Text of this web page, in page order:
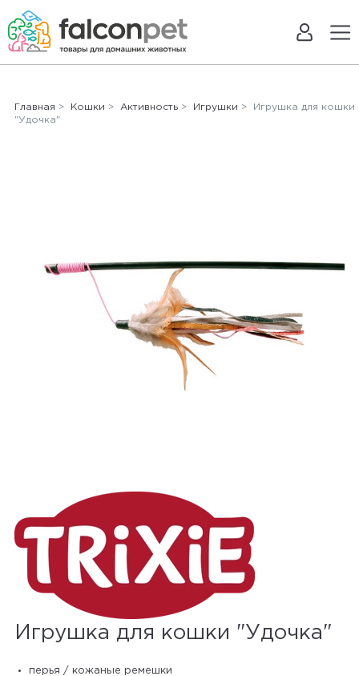
Главная > Кошки > Активность> Игрушки > Игрушка для кошки
"Удочка"
Игрушка для кошки "Удочка"
перья / кожаные ремешки